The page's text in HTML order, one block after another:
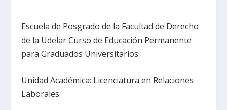
Escuela de Posgrado de la Facultad de Derecho
de la Udelar Curso de Educación Permanente
para Graduados Universitarios.
Unidad Académica: Licenciatura en Relaciones
Laborales.